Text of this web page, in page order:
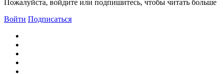
Пожалуйста, войдите или подпишитесь, чтобы читать больше
Войти Подписаться